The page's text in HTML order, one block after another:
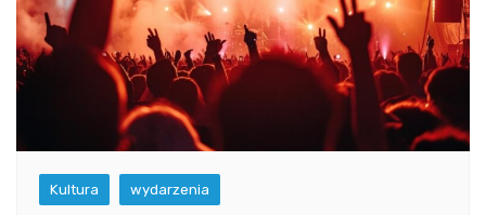
Kultura wydarzenia